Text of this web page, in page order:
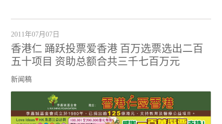
2011年07月07日
香港仁 踊跃投票爱香港 百万选票选出二百
五十项目 资助总额合共三千七百万元
新闻稿